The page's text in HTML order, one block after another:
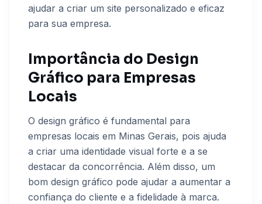
ajudar a criar um site personalizado e eficaz
para sua empresa.
Importância do Design
Gráfico para Empresas
Locais
O design gráfico é fundamental para
empresas locais em Minas Gerais, pois ajuda
a criar uma identidade visual forte e a se
destacar da concorrência. Além disso, um
bom design gráfico pode ajudar a aumentar a
confiança do cliente e a fidelidade à marca.